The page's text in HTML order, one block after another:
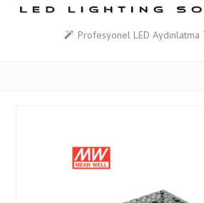
Profesyonel LED